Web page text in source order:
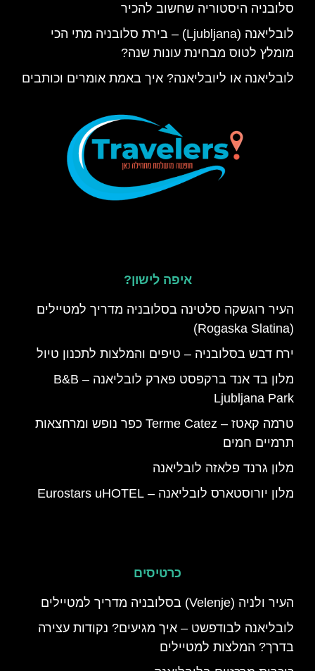
סלובניה היסטוריה שחשוב להכיר
לובליאנה (Ljubljana) – בירת סלובניה מתי הכי
מומלץ לטוס מבחינת עונות שנה?
לובליאנה או ליובליאנה? איך באמת אומרים וכותבים
איפה לישון?
העיר רוגשקה סלטינה בסלובניה מדריך למטיילים
(Rogaska Slatina)
ירח דבש בסלובניה – טיפים והמלצות לתכנון טיול
מלון בד אנד ברקפסט פארק לובליאנה – B&B
Ljubljana Park
טרמה קאטז – Terme Catez כפר נופש ומרחצאות
תרמיים חמים
מלון גרנד פלאזה לובליאנה
מלון יורוסטארס לובליאנה – Eurostars uHOTEL
כרטיסים
העיר ולניה (Velenje) בסלובניה מדריך למטיילים
לובליאנה לבודפשט – איך מגיעים? נקודות עצירה
בדרך? המלצות למטיילים